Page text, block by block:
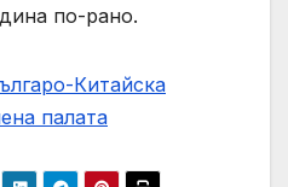
по-рано.
Китайска
палaта